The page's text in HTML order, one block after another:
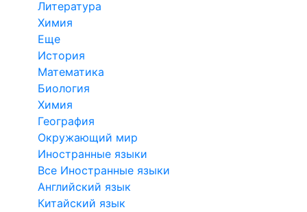
Литература
Химия
Еще
История
Математика
Биология
Химия
География
Окружающий мир
Иностранные языки
Все Иностранные языки
Английский язык
Китайский язык